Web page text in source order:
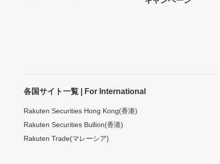
各国サイト一覧 | For International
Rakuten Securities Hong Kong(香港)
Rakuten Securities Bullion(香港)
Rakuten Trade(マレーシア)